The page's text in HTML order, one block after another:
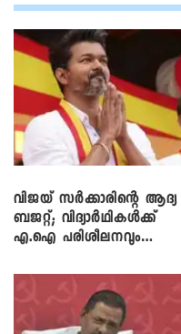
വിജയ് സർക്കാരിന്റെ ആദ്യ
ബജറ്റ്; വിദ്യാർഥികൾക്ക്
എ.ഐ പരിശീലനവും